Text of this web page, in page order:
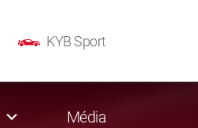
KYB Sport
Média